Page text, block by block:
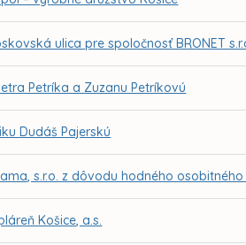
ulica pre spoločnosť BRONET
Petríka a Zuzanu Petríkovú
Dudáš Pajerskú
s.r.o. z dôvodu hodného
Košice, a.s.